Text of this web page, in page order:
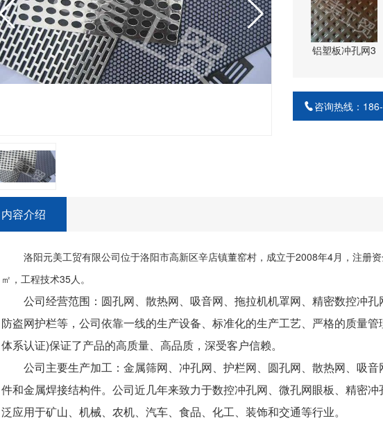
铝塑板冲孔网3
咨询热线：
内容介绍
洛阳元美工贸有限公司位于洛阳市高新区辛店镇董窑村，成立于2008年4月，注册
㎡，工程技术35人。
公司经营范围：圆孔网、散热网、吸音网、拖拉机机罩网、精密数控冲
防盗网护栏等，公司依靠一线的生产设备、标准化的生产工艺、严格的质量
体系认证)保证了产品的高质量、高品质，深受客户信赖。
公司主要生产加工：金属筛网、冲孔网、护栏网、圆孔网、散热网、吸
件和金属焊接结构件。公司近几年来致力于数控冲孔网、微孔网眼板、精密
泛应用于矿山、机械、农机、汽车、食品、化工、装饰和交通等行业。